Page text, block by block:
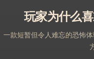
玩家为什么
一款短暂但令人难忘的恐怖